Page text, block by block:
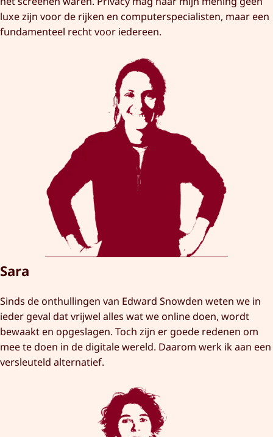
luxe zijn voor de rijken en computerspecialisten, maar een
fundamenteel recht voor iedereen.
Sara
Sinds de onthullingen van Edward Snowden weten we in
ieder geval dat vrijwel alles wat we online doen, wordt
bewaakt en opgeslagen. Toch zijn er goede redenen om
mee te doen in de digitale wereld. Daarom werk ik aan een
versleuteld alternatief.